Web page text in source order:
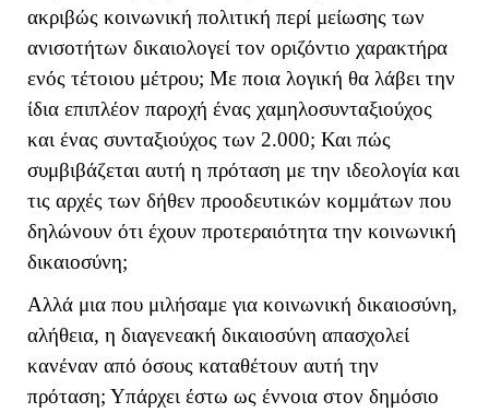
ακριβώς κοινωνική πολιτική περί μείωσης των
ανισοτήτων δικαιολογεί τον οριζόντιο χαρακτήρα
ενός τέτοιου μέτρου; Με ποια λογική θα λάβει την
ίδια επιπλέον παροχή ένας χαμηλοσυνταξιούχος
και ένας συνταξιούχος των 2.000; Και πώς
συμβιβάζεται αυτή η πρόταση με την ιδεολογία και
τις αρχές των δήθεν προοδευτικών κομμάτων που
δηλώνουν ότι έχουν προτεραιότητα την κοινωνική
δικαιοσύνη;
Αλλά μια που μιλήσαμε για κοινωνική δικαιοσύνη,
αλήθεια, η διαγενεακή δικαιοσύνη απασχολεί
κανέναν από όσους καταθέτουν αυτή την
πρόταση; Υπάρχει έστω ως έννοια στον δημόσιο